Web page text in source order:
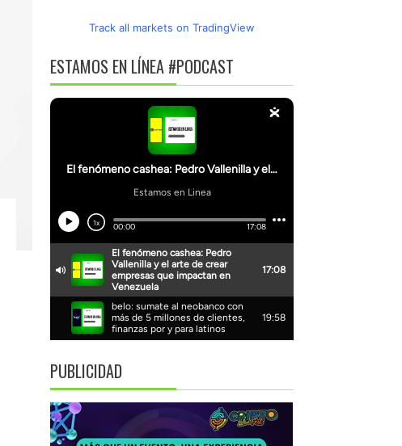
Track all markets on TradingView
ESTAMOS EN LÍNEA #PODCAST
PUBLICIDAD